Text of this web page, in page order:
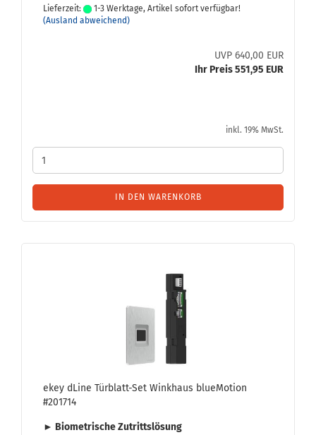
Lieferzeit:
1-3 Werktage, Artikel sofort verfügbar!
(Ausland abweichend)
UVP 640,00 EUR
Ihr Preis 551,95 EUR
inkl. 19% MwSt.
IN DEN WARENKORB
ekey dLine Türblatt-​​Set Wink­haus blu­eMo­ti­on
#201714
► Bio­me­tri­sche Zu­tritts­lö­sung